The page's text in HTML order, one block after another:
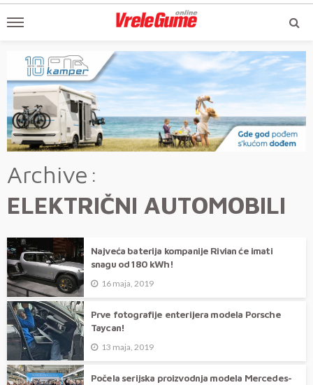
Archive
ELEKTRIČNI AUTOMOBILI
Najveća baterija kompanije Rivian će imati
snagu od 180 kWh!
16 maja, 2019
Prve fotografije enterijera modela Porsche
Taycan!
13 maja, 2019
Počela serijska proizvodnja modela Mercedes-